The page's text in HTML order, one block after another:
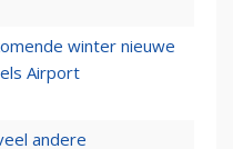
winter nieuwe
Airport
andere